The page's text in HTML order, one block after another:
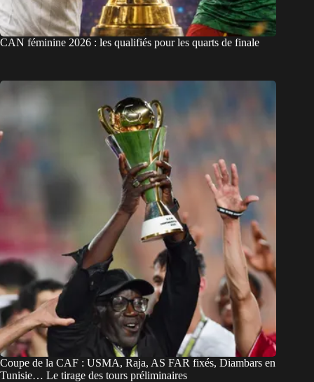
CAN féminine 2026 : les qualifiés pour les quarts de finale
Coupe de la CAF : USMA, Raja, AS FAR fixés, Diambars en
Tunisie… Le tirage des tours préliminaires